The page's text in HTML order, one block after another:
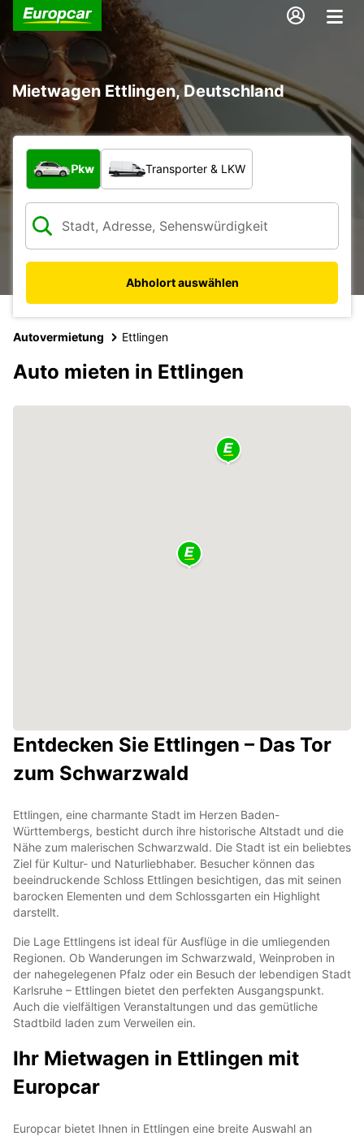
Mietwagen Ettlingen, Deutschland
Welche Art von Fahrzeug?
Pkw Transporter & LKW
Abholort auswählen
Autovermietung Ettlingen
Auto mieten in Ettlingen
Entdecken Sie Ettlingen – Das Tor
zum Schwarzwald
Ettlingen, eine charmante Stadt im Herzen Baden-
Württembergs, besticht durch ihre historische Altstadt und die
Nähe zum malerischen Schwarzwald. Die Stadt ist ein beliebtes
Ziel für Kultur- und Naturliebhaber. Besucher können das
beeindruckende Schloss Ettlingen besichtigen, das mit seinen
barocken Elementen und dem Schlossgarten ein Highlight
darstellt.
Die Lage Ettlingens ist ideal für Ausflüge in die umliegenden
Regionen. Ob Wanderungen im Schwarzwald, Weinproben in
der nahegelegenen Pfalz oder ein Besuch der lebendigen Stadt
Karlsruhe – Ettlingen bietet den perfekten Ausgangspunkt.
Auch die vielfältigen Veranstaltungen und das gemütliche
Stadtbild laden zum Verweilen ein.
Ihr Mietwagen in Ettlingen mit
Europcar
Europcar bietet Ihnen in Ettlingen eine breite Auswahl an